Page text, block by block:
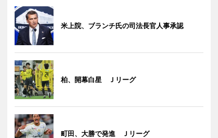
米上院、ブランチ氏の司法長官人事承認
柏、開幕白星 Ｊリーグ
町田、大勝で発進 Ｊリーグ